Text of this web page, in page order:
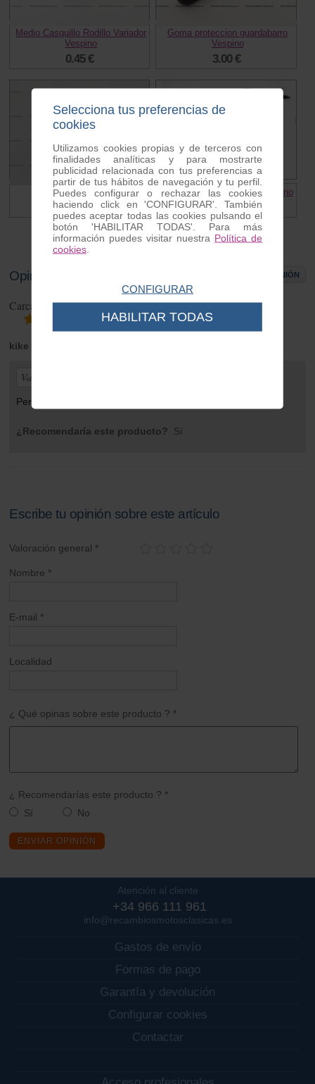
Medio Casquillo Rodillo Variador
Vespino
0.45 €
Goma proteccion guardabarro
Vespino
3.00 €
Junta escape Vespino
1.80 €
Cable cuentakilometros Vespino
10.00 €
Opiniones de clientes ESCRIBIR OPINIÓN
Carcasa cilindro-ventilador Vespino
1opiniones
kike
Valoración general:
Perfecto para mis necesidades y rápida la entrega.
¿Recomendaría este producto? Sí
Escribe tu opinión sobre este artículo
Valoración general *
Nombre *
E-mail *
Localidad
¿ Qué opinas sobre este producto ? *
¿ Recomendarías este producto ? *
Sí
No
ENVIAR OPINIÓN
Atención al cliente
+34 966 111 961
info@recambiosmotosclasicas.es
Gastos de envío
Formas de pago
Garantía y devolución
Configurar cookies
Contactar
Selecciona tus preferencias de
cookies
Utilizamos cookies propias y de terceros con
finalidades analíticas y para mostrarte
publicidad relacionada con tus preferencias a
partir de tus hábitos de navegación y tu perfil.
Puedes configurar o rechazar las cookies
haciendo click en 'CONFIGURAR'. También
puedes aceptar todas las cookies pulsando el
botón 'HABILITAR TODAS'. Para más
información puedes visitar nuestra Política de
cookies.
CONFIGURAR
HABILITAR TODAS